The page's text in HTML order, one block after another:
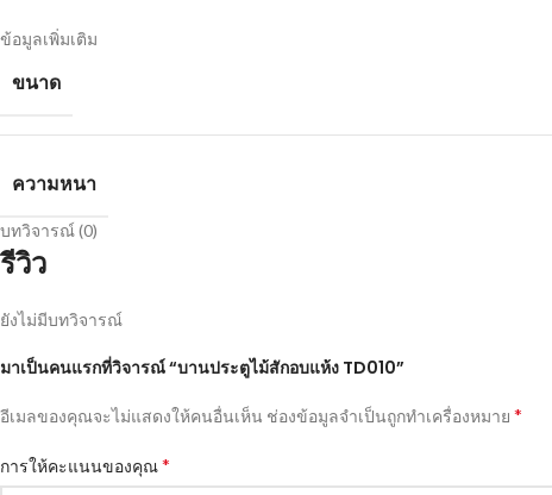
ข้อมูลเพิ่มเติม
ขนาด
ความหนา
บทวิจารณ์ (0)
รีวิว
ยังไม่มีบทวิจารณ์
มาเป็นคนแรกที่วิจารณ์ “บานประตูไม้สักอบแห้ง TD010”
อีเมลของคุณจะไม่แสดงให้คนอื่นเห็น ช่องข้อมูลจำเป็นถูกทำเครื่องหมาย *
การให้คะแนนของคุณ*